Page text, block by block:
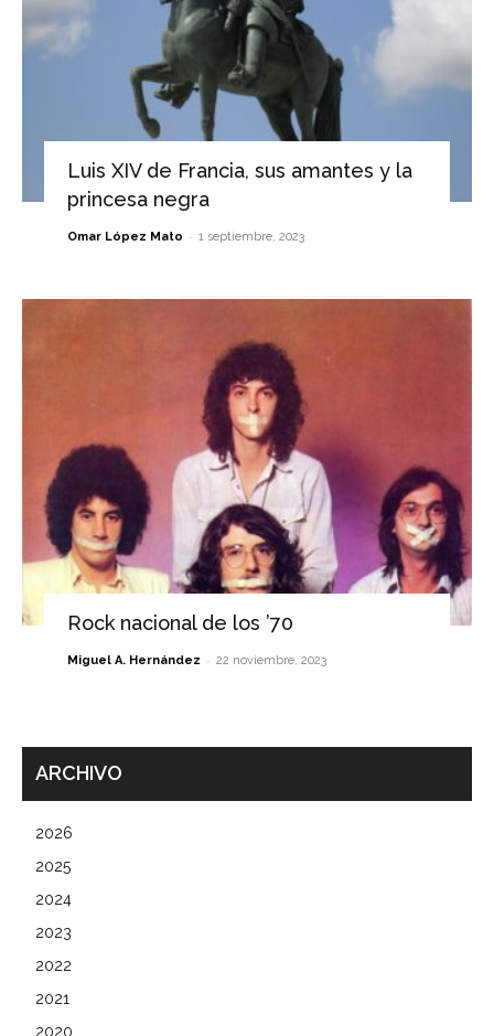
Luis XIV de Francia, sus amantes y la
princesa negra
Omar López Mato - 1 septiembre, 2023
Rock nacional de los ’70
Miguel A. Hernández - 22 noviembre, 2023
ARCHIVO
2026
2025
2024
2023
2022
2021
2020